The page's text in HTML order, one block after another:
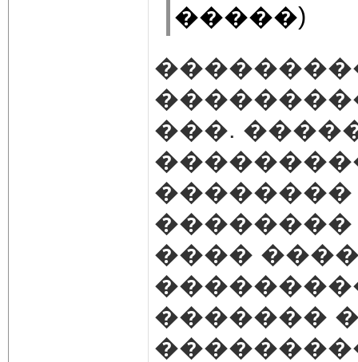
�����)
���.
��������
����
�������